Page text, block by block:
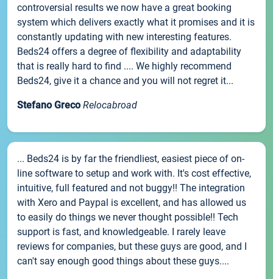
controversial results we now have a great booking
system which delivers exactly what it promises and it is
constantly updating with new interesting features.
Beds24 offers a degree of flexibility and adaptability
that is really hard to find .... We highly recommend
Beds24, give it a chance and you will not regret it...
Stefano Greco Relocabroad
... Beds24 is by far the friendliest, easiest piece of on-
line software to setup and work with. It's cost effective,
intuitive, full featured and not buggy!! The integration
with Xero and Paypal is excellent, and has allowed us
to easily do things we never thought possible!! Tech
support is fast, and knowledgeable. I rarely leave
reviews for companies, but these guys are good, and I
can't say enough good things about these guys....